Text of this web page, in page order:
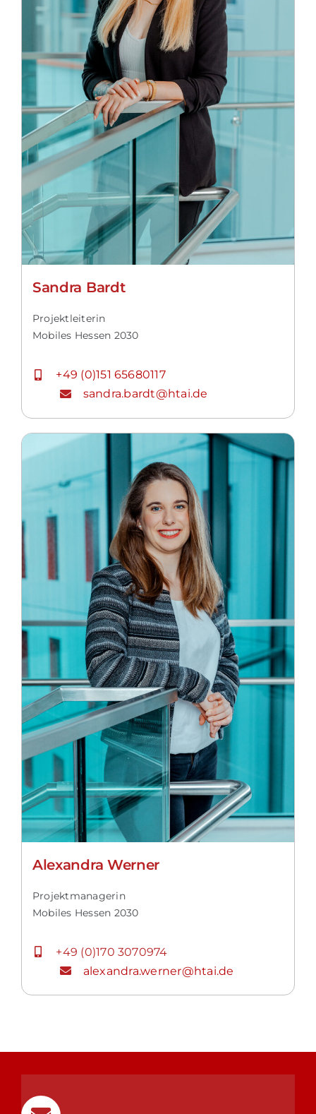
Sandra Bardt
Projektleiterin
Mobiles Hessen 2030
+49 (0)151 65680117
sandra.bardt@htai.de
Alexandra Werner
Projektmanagerin
Mobiles Hessen 2030
+49 (0)170 3070974
alexandra.werner@htai.de